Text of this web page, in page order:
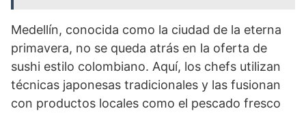
Medellín, conocida como la ciudad de la eterna
primavera, no se queda atrás en la oferta de
sushi estilo colombiano. Aquí, los chefs utilizan
técnicas japonesas tradicionales y las fusionan
con productos locales como el pescado fresco